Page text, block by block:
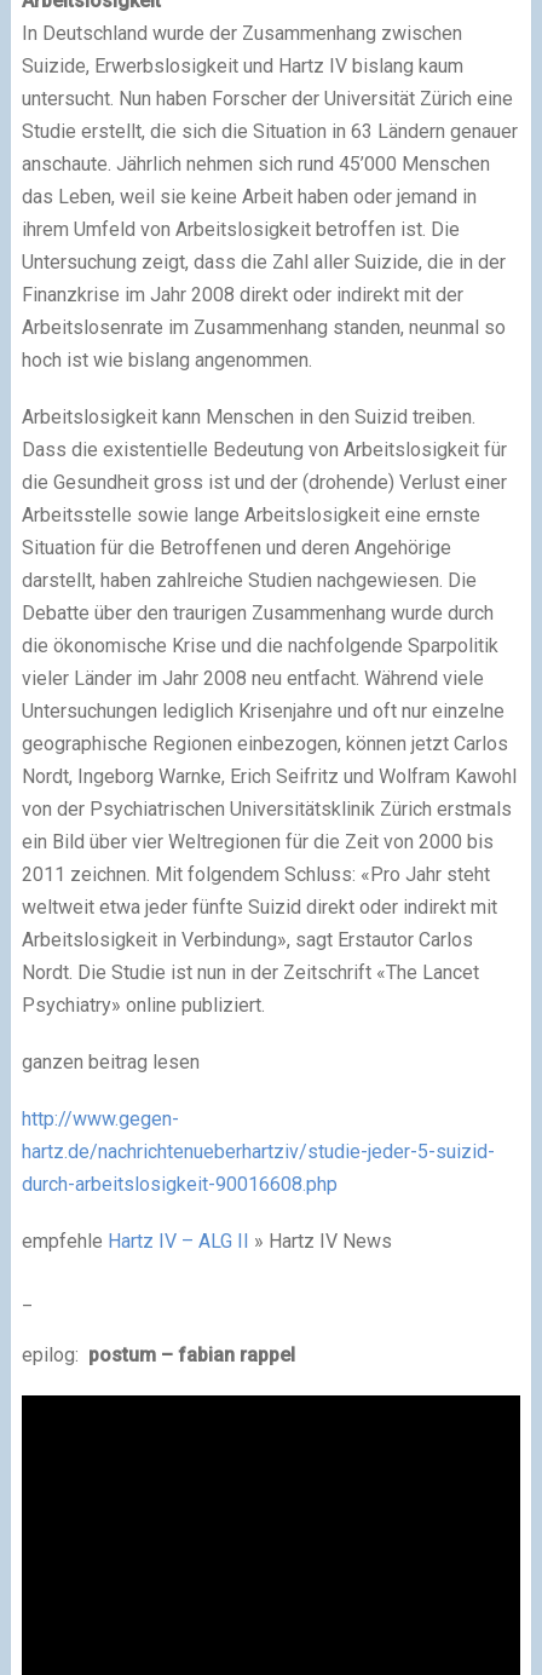
In Deutschland wurde der Zusammenhang zwischen
Suizide, Erwerbslosigkeit und Hartz IV bislang kaum
untersucht. Nun haben Forscher der Universität Zürich eine
Studie erstellt, die sich die Situation in 63 Ländern genauer
anschaute. Jährlich nehmen sich rund 45’000 Menschen
das Leben, weil sie keine Arbeit haben oder jemand in
ihrem Umfeld von Arbeitslosigkeit betroffen ist. Die
Untersuchung zeigt, dass die Zahl aller Suizide, die in der
Finanzkrise im Jahr 2008 direkt oder indirekt mit der
Arbeitslosenrate im Zusammenhang standen, neunmal so
hoch ist wie bislang angenommen.
Arbeitslosigkeit kann Menschen in den Suizid treiben.
Dass die existentielle Bedeutung von Arbeitslosigkeit für
die Gesundheit gross ist und der (drohende) Verlust einer
Arbeitsstelle sowie lange Arbeitslosigkeit eine ernste
Situation für die Betroffenen und deren Angehörige
darstellt, haben zahlreiche Studien nachgewiesen. Die
Debatte über den traurigen Zusammenhang wurde durch
die ökonomische Krise und die nachfolgende Sparpolitik
vieler Länder im Jahr 2008 neu entfacht. Während viele
Untersuchungen lediglich Krisenjahre und oft nur einzelne
geographische Regionen einbezogen, können jetzt Carlos
Nordt, Ingeborg Warnke, Erich Seifritz und Wolfram Kawohl
von der Psychiatrischen Universitätsklinik Zürich erstmals
ein Bild über vier Weltregionen für die Zeit von 2000 bis
2011 zeichnen. Mit folgendem Schluss: «Pro Jahr steht
weltweit etwa jeder fünfte Suizid direkt oder indirekt mit
Arbeitslosigkeit in Verbindung», sagt Erstautor Carlos
Nordt. Die Studie ist nun in der Zeitschrift «The Lancet
Psychiatry» online publiziert.
ganzen beitrag lesen
http://www.gegen-
hartz.de/nachrichtenueberhartziv/studie-jeder-5-suizid-
durch-arbeitslosigkeit-90016608.php
empfehle Hartz IV – ALG II » Hartz IV News
epilog: postum – fabian rappel